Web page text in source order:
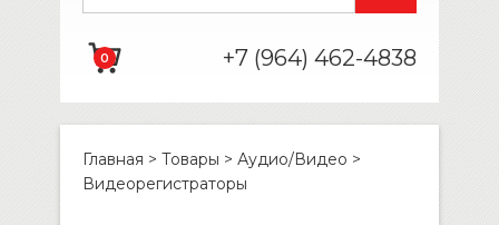
0 +7 (964) 462-4838
Главная > Товары > Аудио/Видео >
Видеорегистраторы